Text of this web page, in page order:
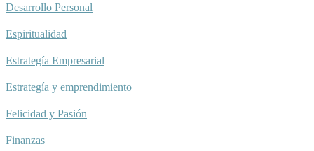
Desarrollo Personal
Espiritualidad
Estrategía Empresarial
Estrategía y emprendimiento
Felicidad y Pasión
Finanzas